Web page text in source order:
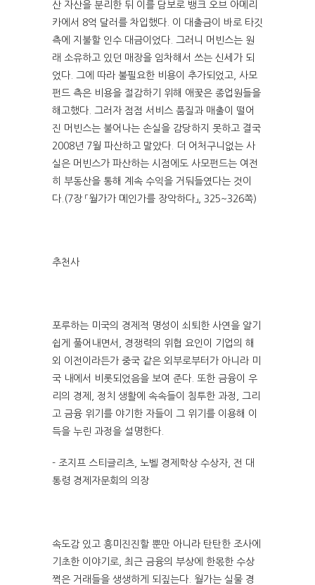
산 자산을 분리한 뒤 이를 담보로 뱅크 오브 아메리
카에서 8억 달러를 차입했다. 이 대출금이 바로 타깃
측에 지불할 인수 대금이었다. 그러니 머빈스는 원
래 소유하고 있던 매장을 임차해서 쓰는 신세가 되
었다. 그에 따라 불필요한 비용이 추가되었고, 사모
펀드 측은 비용을 절감하기 위해 애꿎은 종업원들을
해고했다. 그러자 점점 서비스 품질과 매출이 떨어
진 머빈스는 불어나는 손실을 감당하지 못하고 결국
2008년 7월 파산하고 말았다. 더 어처구니없는 사
실은 머빈스가 파산하는 시점에도 사모펀드는 여전
히 부동산을 통해 계속 수익을 거둬들였다는 것이
다.(7장 「월가가 메인가를 장악하다」, 325~326쪽)
추천사
포루하는 미국의 경제적 명성이 쇠퇴한 사연을 알기
쉽게 풀어내면서, 경쟁력의 위협 요인이 기업의 해
외 이전이라든가 중국 같은 외부로부터가 아니라 미
국 내에서 비롯되었음을 보여 준다. 또한 금융이 우
리의 경제, 정치 생활에 속속들이 침투한 과정, 그리
고 금융 위기를 야기한 자들이 그 위기를 이용해 이
득을 누린 과정을 설명한다.
- 조지프 스티글리츠, 노벨 경제학상 수상자, 전 대
통령 경제자문회의 의장
속도감 있고 흥미진진할 뿐만 아니라 탄탄한 조사에
기초한 이야기로, 최근 금융의 부상에 한몫한 수상
쩍은 거래들을 생생하게 되짚는다. 월가는 실물 경